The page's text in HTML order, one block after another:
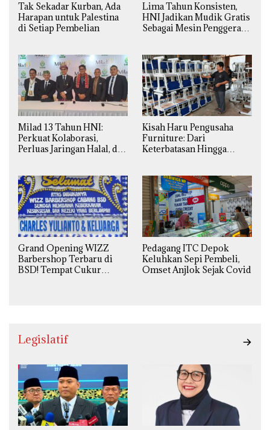
Tak Sekadar Kurban, Ada
Harapan untuk Palestina
di Setiap Pembelian
Lima Tahun Konsisten,
HNI Jadikan Mudik Gratis
Sebagai Mesin Penggerak
Milad 13 Tahun HNI:
Perkuat Kolaborasi,
Perluas Jaringan Halal, dan
Kisah Haru Pengusaha
Furniture: Dari
Keterbatasan Hingga
Grand Opening WIZZ
Barbershop Terbaru di
BSD! Tempat Cukur
Pedagang ITC Depok
Keluhkan Sepi Pembeli,
Omset Anjlok Sejak Covid
Legislatif